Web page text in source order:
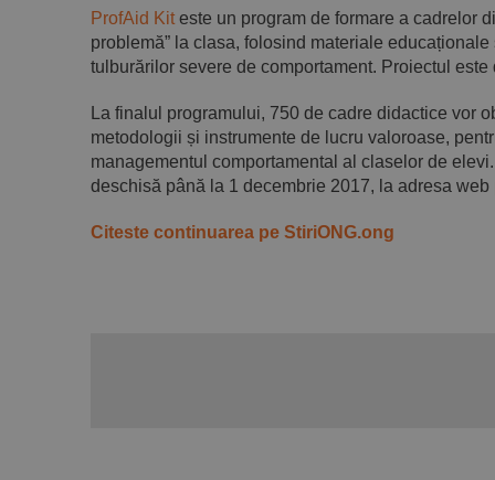
ProfAid Kit este un program de formare a cadrelor
problemă” la clasa, folosind materiale
tulburărilor severe de comportament. Proiectul este
La finalul programului, 750 de cadre didactice vor
metodologii și instrumente de lucru valoroase,
managementul comportamental al claselor de
deschisă până la 1 decembrie 2017, la adresa web
Citeste continuarea pe StiriONG.ong